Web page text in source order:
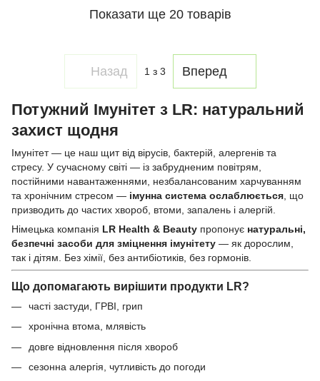
Показати ще 20 товарів
Назад 1 з 3 Вперед
Потужний Імунітет з LR: натуральний
захист щодня
Імунітет — це наш щит від вірусів, бактерій, алергенів та
стресу. У сучасному світі — із забрудненим повітрям,
постійними навантаженнями, незбалансованим харчуванням
та хронічним стресом — імунна система ослаблюється , що
призводить до частих хвороб, втоми, запалень і алергій.
Німецька компанія LR Health & Beauty пропонує натуральні,
безпечні засоби для зміцнення імунітету — як дорослим,
так і дітям. Без хімії, без антибіотиків, без гормонів.
Що допомагають вирішити продукти LR?
часті застуди, ГРВІ, грип
хронічна втома, млявість
довге відновлення після хвороб
сезонна алергія, чутливість до погоди